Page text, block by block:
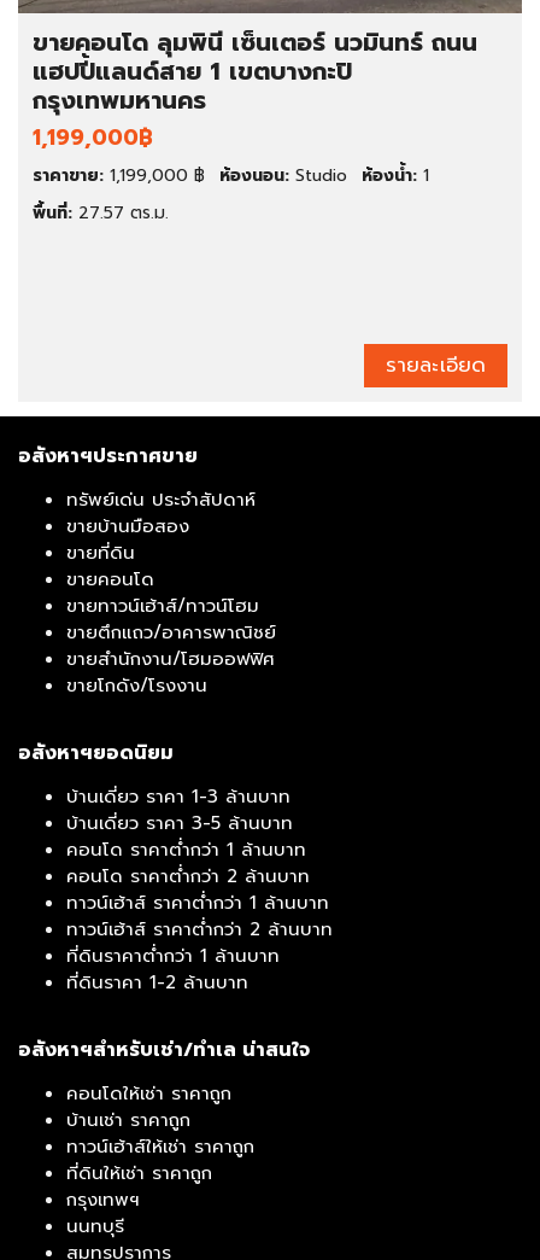
ขายคอนโด ลุมพินี เซ็นเตอร์ นวมินทร์ ถนน
แฮปปี้แลนด์สาย 1 เขตบางกะปิ
กรุงเทพมหานคร
1,199,000฿
ราคาขาย: 1,199,000 ฿ ห้องนอน: Studio ห้องน้ำ: 1
พื้นที่: 27.57 ตร.ม.
รายละเอียด
อสังหาฯประกาศขาย
ทรัพย์เด่น ประจำสัปดาห์
ขายบ้านมือสอง
ขายที่ดิน
ขายคอนโด
ขายทาวน์เฮ้าส์/ทาวน์โฮม
ขายตึกแถว/อาคารพาณิชย์
ขายสำนักงาน/โฮมออฟฟิศ
ขายโกดัง/โรงงาน
อสังหาฯยอดนิยม
บ้านเดี่ยว ราคา 1-3 ล้านบาท
บ้านเดี่ยว ราคา 3-5 ล้านบาท
คอนโด ราคาต่ำกว่า 1 ล้านบาท
คอนโด ราคาต่ำกว่า 2 ล้านบาท
ทาวน์เฮ้าส์ ราคาต่ำกว่า 1 ล้านบาท
ทาวน์เฮ้าส์ ราคาต่ำกว่า 2 ล้านบาท
ที่ดินราคาต่ำกว่า 1 ล้านบาท
ที่ดินราคา 1-2 ล้านบาท
อสังหาฯสำหรับเช่า/ทำเล น่าสนใจ
คอนโดให้เช่า ราคาถูก
บ้านเช่า ราคาถูก
ทาวน์เฮ้าส์ให้เช่า ราคาถูก
ที่ดินให้เช่า ราคาถูก
กรุงเทพฯ
นนทบุรี
สมุทรปราการ